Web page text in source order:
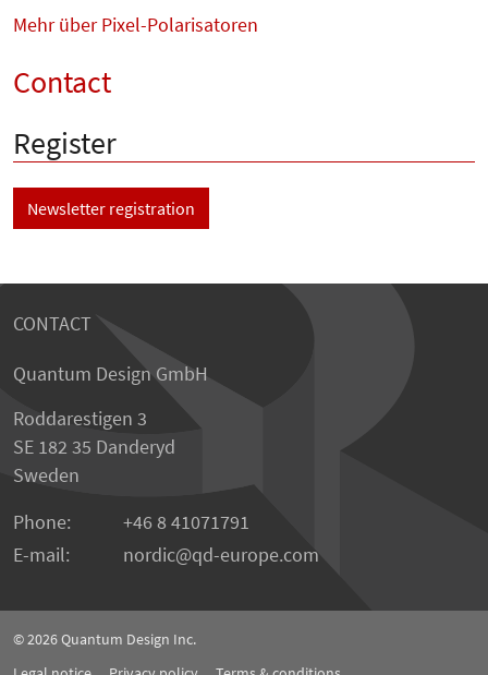
Mehr über Pixel-Polarisatoren
Contact
Register
Newsletter registration
CONTACT
Quantum Design GmbH
Roddarestigen 3
SE 182 35 Danderyd
Sweden
Phone:
+46 8 41071791
E-mail:
nordic qd-europe.com
© 2026Quantum Design Inc.